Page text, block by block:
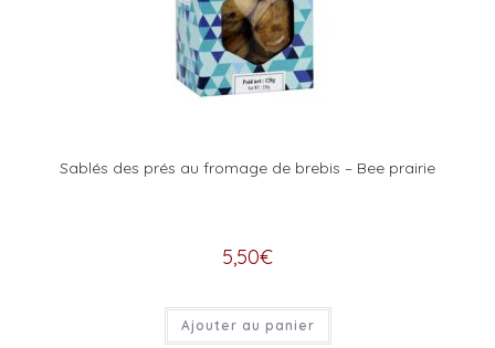
Sablés des prés au fromage de brebis – Bee prairie
5,50€
Ajouter au panier